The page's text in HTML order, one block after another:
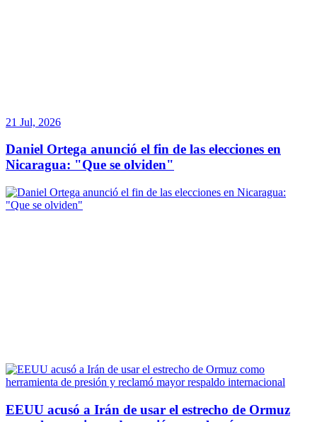
21 Jul, 2026
Daniel Ortega anunció el fin de las elecciones en
Nicaragua: "Que se olviden"
EEUU acusó a Irán de usar el estrecho de Ormuz